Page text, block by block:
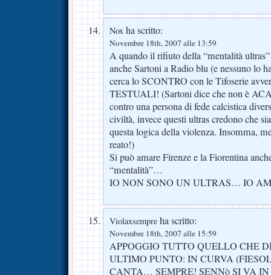
Nox ha scritto:
Novembre 18th, 2007 alle 13:59
A quando il rifiuto della “mentalità
anche Sartoni a Radio blu (e nessuno lo
cerca lo SCONTRO con le Tifoserie
TESTUALI! (Sartoni dice che non è
contro una persona di fede calcistica
civiltà, invece questi ultras credono che
questa logica della violenza. Insomma,
reato!)
Si può amare Firenze e la Fiorentina
“mentalità”…
IO NON SONO UN ULTRAS… IO
Violaxsempre ha scritto:
Novembre 18th, 2007 alle 15:59
APPOGGIO TUTTO QUELLO CHE
ULTIMO PUNTO: IN CURVA
CANTA… SEMPRE! SENNò SI VA